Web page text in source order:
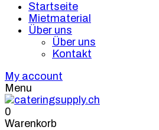
Startseite
Mietmaterial
Über uns
Über uns
Kontakt
My account
Menu
0
Warenkorb